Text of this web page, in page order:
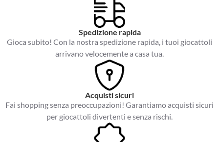
Spedizione rapida
Gioca subito! Con la nostra spedizione rapida, i tuoi giocattoli
arrivano velocemente a casa tua.
Acquisti sicuri
Fai shopping senza preoccupazioni! Garantiamo acquisti sicuri
per giocattoli divertenti e senza rischi.